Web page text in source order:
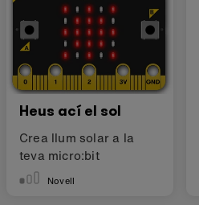
Heus ací el sol
Crea llum solar a la
teva micro:bit
Novell